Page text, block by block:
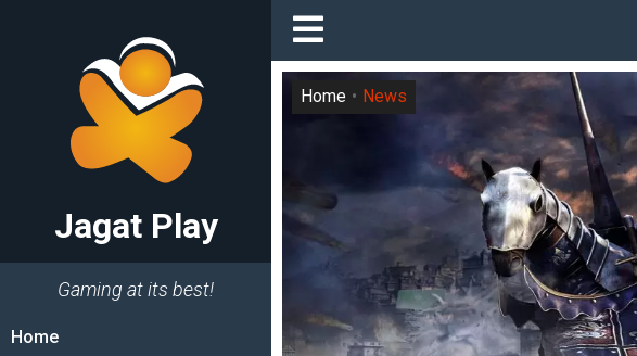
Jagat Play
Gaming at its best!
Home
Home News